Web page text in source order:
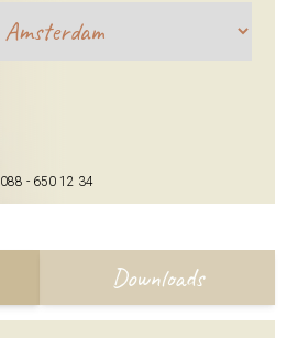
088 - 650 12 34
Downloads